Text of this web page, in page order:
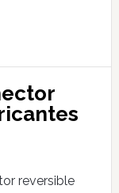
reversible